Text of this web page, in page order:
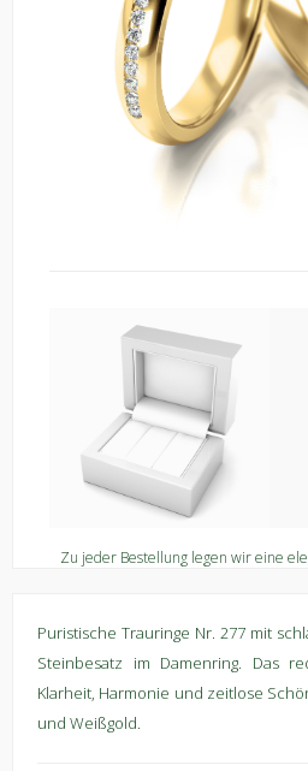
Zu jeder Bestellung legen wir eine
Puristische Trauringe Nr. 277 mit
Steinbesatz im Damenring. Das
Klarheit, Harmonie und zeitlose
und Weißgold.